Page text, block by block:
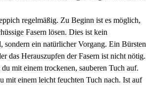
regelmäßig. Zu Beginn ist es möglich,
Fasern lösen. Dies ist kein
sondern ein natürlicher Vorgang. Ein Bürsten
das Herauszupfen der Fasern ist nicht nötig.
mit einem trockenen, sauberen Tuch auf.
mit einem leicht feuchten Tuch nach. Ist auf